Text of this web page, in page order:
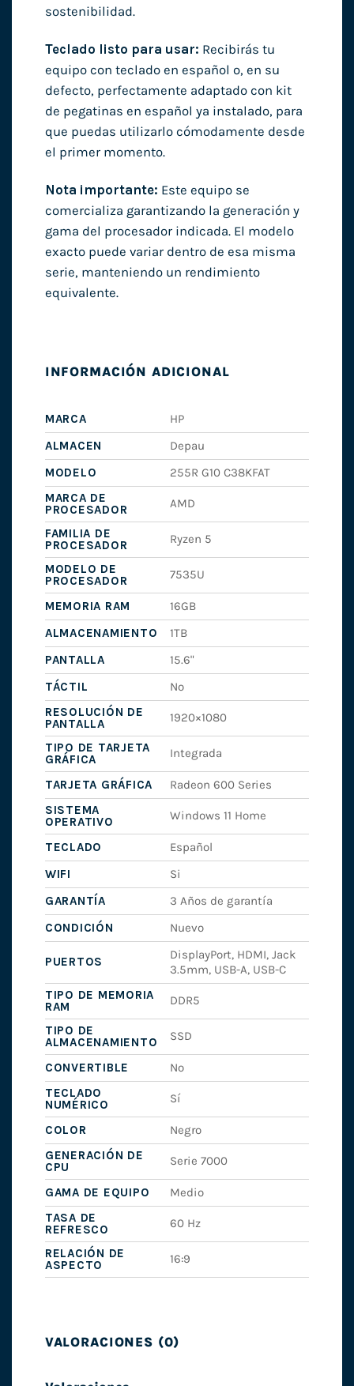
sostenibilidad.
Teclado listo para usar: Recibirás tu
equipo con teclado en español o, en su
defecto, perfectamente adaptado con kit
de pegatinas en español ya instalado, para
que puedas utilizarlo cómodamente desde
el primer momento.
Nota importante: Este equipo se
comercializa garantizando la generación y
gama del procesador indicada. El modelo
exacto puede variar dentro de esa misma
serie, manteniendo un rendimiento
equivalente.
INFORMACIÓN ADICIONAL
MARCA
HP
ALMACEN
Depau
MODELO
255R G10 C38KFAT
MARCA DE
PROCESADOR
AMD
FAMILIA DE
PROCESADOR
Ryzen 5
MODELO DE
PROCESADOR
7535U
MEMORIA RAM
16GB
ALMACENAMIENTO
1TB
PANTALLA
15.6"
TÁCTIL
No
RESOLUCIÓN DE
PANTALLA
1920×1080
TIPO DE TARJETA
GRÁFICA
Integrada
TARJETA GRÁFICA
Radeon 600 Series
SISTEMA
OPERATIVO
Windows 11 Home
TECLADO
Español
WIFI
Si
GARANTÍA
3 Años de garantía
CONDICIÓN
Nuevo
PUERTOS
DisplayPort, HDMI, Jack
3.5mm, USB-A, USB-C
TIPO DE MEMORIA
RAM
DDR5
TIPO DE
ALMACENAMIENTO
SSD
CONVERTIBLE
No
TECLADO
NUMÉRICO
Sí
COLOR
Negro
GENERACIÓN DE
CPU
Serie 7000
GAMA DE EQUIPO
Medio
TASA DE
REFRESCO
60 Hz
RELACIÓN DE
ASPECTO
16:9
VALORACIONES (0)